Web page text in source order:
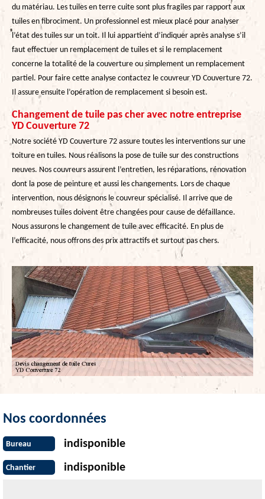
du matériau. Les tuiles en terre cuite sont plus fragiles par rapport aux
tuiles en fibrociment. Un professionnel est mieux placé pour analyser
l’état des tuiles sur un toit. Il lui appartient d’indiquer après analyse s’il
faut effectuer un remplacement de tuiles et si le remplacement
concerne la totalité de la couverture ou simplement un remplacement
partiel. Pour faire cette analyse contactez le couvreur YD Couverture 72.
Il assure ensuite l’opération de remplacement si besoin est.
Changement de tuile pas cher avec notre entreprise
YD Couverture 72
Notre société YD Couverture 72 assure toutes les interventions sur une
toiture en tuiles. Nous réalisons la pose de tuile sur des constructions
neuves. Nos couvreurs assurent l’entretien, les réparations, rénovation
dont la pose de peinture et aussi les changements. Lors de chaque
intervention, nous désignons le couvreur spécialisé. Il arrive que de
nombreuses tuiles doivent être changées pour cause de défaillance.
Nous assurons le changement de tuile avec efficacité. En plus de
l’efficacité, nous offrons des prix attractifs et surtout pas chers.
Nos coordonnées
Bureau indisponible
Chantier indisponible